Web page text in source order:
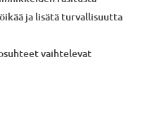
ja lisätä turvallisuutta
vaihtelevat